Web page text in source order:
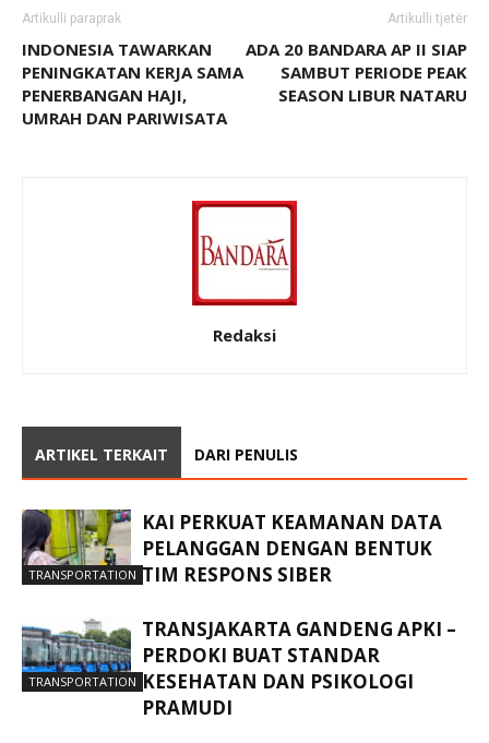
Artikulli paraprak
INDONESIA TAWARKAN
PENINGKATAN KERJA SAMA
PENERBANGAN HAJI,
UMRAH DAN PARIWISATA
Artikulli tjetër
ADA 20 BANDARA AP II SIAP
SAMBUT PERIODE PEAK
SEASON LIBUR NATARU
Redaksi
ARTIKEL TERKAIT DARI PENULIS
TRANSPORTATION
KAI PERKUAT KEAMANAN DATA
PELANGGAN DENGAN BENTUK
TIM RESPONS SIBER
TRANSPORTATION
TRANSJAKARTA GANDENG APKI –
PERDOKI BUAT STANDAR
KESEHATAN DAN PSIKOLOGI
PRAMUDI